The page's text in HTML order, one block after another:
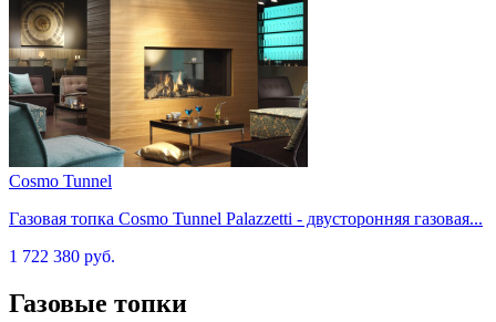
Cosmo Tunnel
Газовая топка Cosmo Tunnel Palazzetti - двусторонняя газовая...
1 722 380 руб.
Газовые топки